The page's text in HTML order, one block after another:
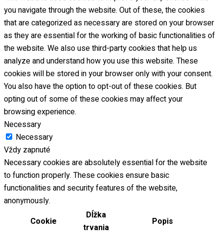
program
you navigate through the website. Out of these, the cookies
that are categorized as necessary are stored on your browser
as they are essential for the working of basic functionalities of
the website. We also use third-party cookies that help us
analyze and understand how you use this website. These
cookies will be stored in your browser only with your consent.
You also have the option to opt-out of these cookies. But
opting out of some of these cookies may affect your
browsing experience.
Necessary
Necessary
Vždy zapnuté
Necessary cookies are absolutely essential for the website
to function properly. These cookies ensure basic
functionalities and security features of the website,
anonymously.
Cookie
Dĺžka
trvania
Popis